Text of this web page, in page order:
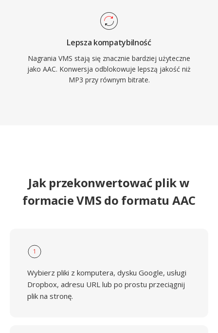
Lepsza kompatybilność
Nagrania VMS stają się znacznie bardziej użyteczne
jako AAC. Konwersja odblokowuje lepszą jakość niż
MP3 przy równym bitrate.
Jak przekonwertować plik w
formacie VMS do formatu AAC
1
Wybierz pliki z komputera, dysku Google, usługi
Dropbox, adresu URL lub po prostu przeciągnij
plik na stronę.